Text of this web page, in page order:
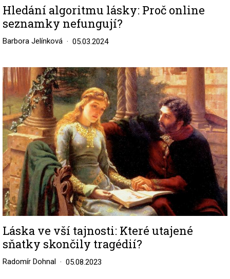
Hledání algoritmu lásky: Proč online
seznamky nefungují?
Barbora Jelínková 05.03.2024
Image
Láska ve vší tajnosti: Které utajené
sňatky skončily tragédií?
Radomír Dohnal 05.08.2023